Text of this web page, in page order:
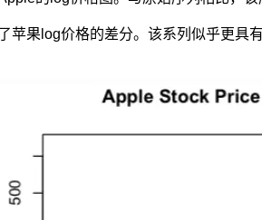
苹果log价格的差分。该系列似乎更具